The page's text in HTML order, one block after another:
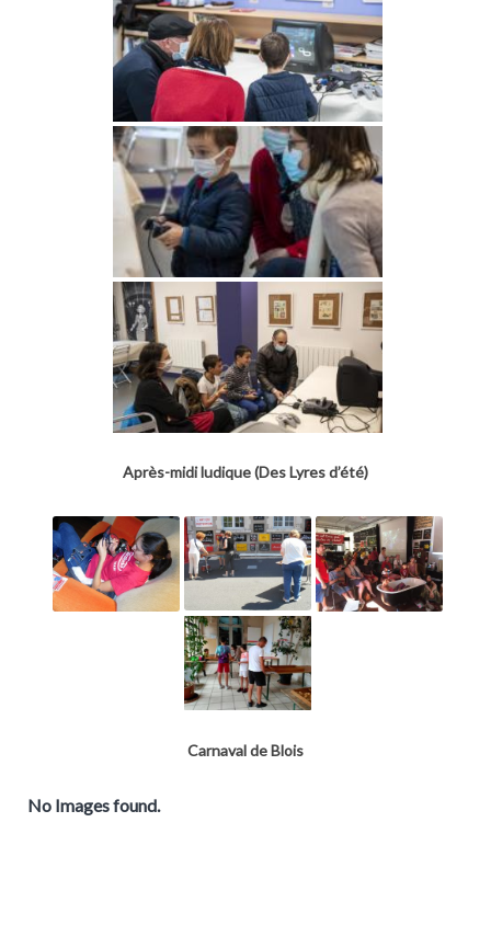
Après-midi ludique (Des Lyres d’été)
Carnaval de Blois
No Images found.